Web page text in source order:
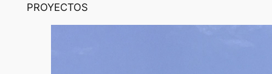
PROYECTOS